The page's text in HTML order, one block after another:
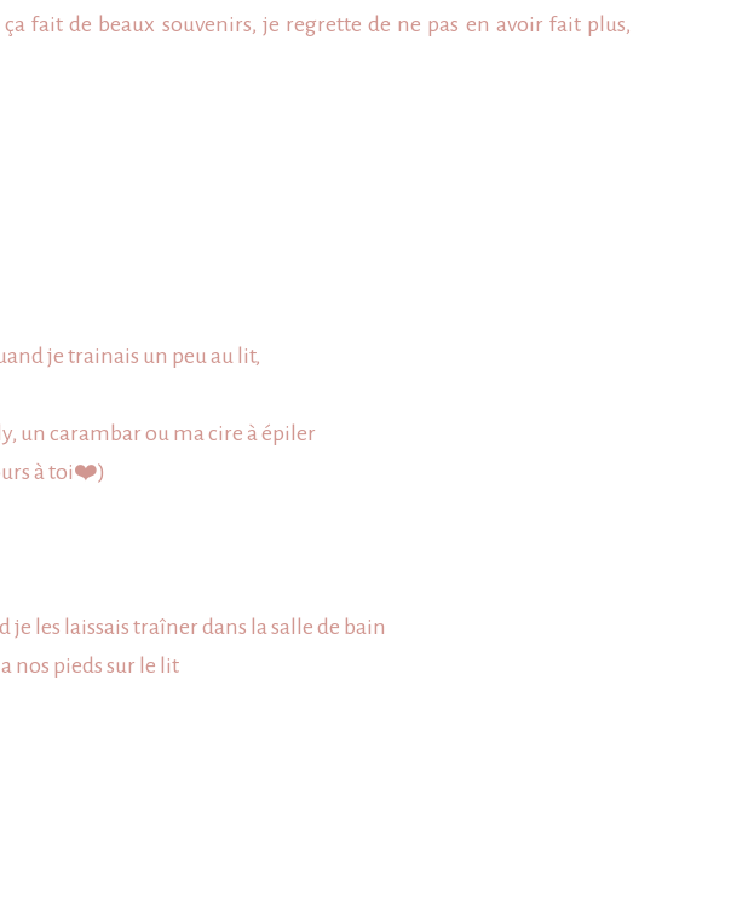
fait de beaux souvenirs, je regrette de ne pas en avoir fait plus,
je trainais un peu au lit,
un carambar ou ma cire à épiler
à toi❤️)
je les laissais traîner dans la salle de bain
nos pieds sur le lit